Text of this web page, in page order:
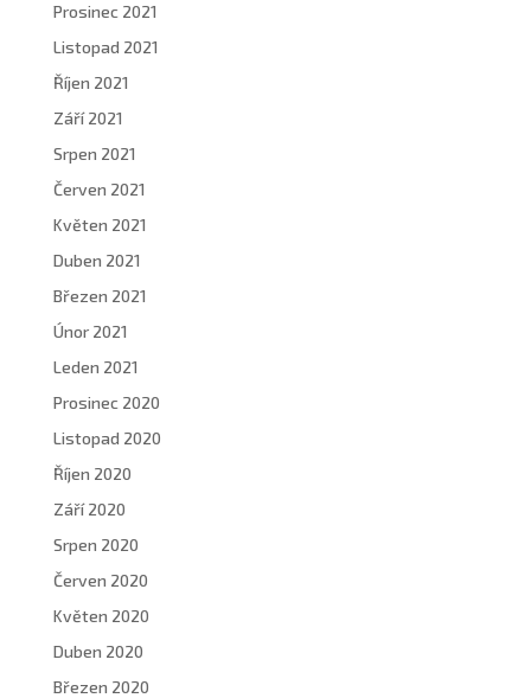
Prosinec 2021
Listopad 2021
Říjen 2021
Září 2021
Srpen 2021
Červen 2021
Květen 2021
Duben 2021
Březen 2021
Únor 2021
Leden 2021
Prosinec 2020
Listopad 2020
Říjen 2020
Září 2020
Srpen 2020
Červen 2020
Květen 2020
Duben 2020
Březen 2020